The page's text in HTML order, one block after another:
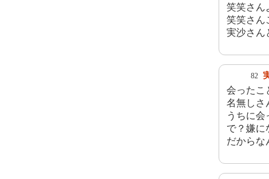
笑笑さん
笑笑さん
実沙さん
82
会ったこ
名無しさ
うちに会
で？嫌に
だからな